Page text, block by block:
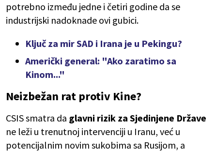
potrebno između jedne i četiri godine da se
industrijski nadoknade ovi gubici.
Ključ za mir SAD i Irana je u Pekingu?
Američki general: "Ako zaratimo sa
Kinom..."
Neizbežan rat protiv Kine?
CSIS smatra da glavni rizik za Sjedinjene Države
ne leži u trenutnoj intervenciji u Iranu, već u
potencijalnim novim sukobima sa Rusijom, a